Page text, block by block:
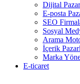
Dijital
E-posta
SEO
Sosyal
Arama
İçerik
Marka
E-ticaret